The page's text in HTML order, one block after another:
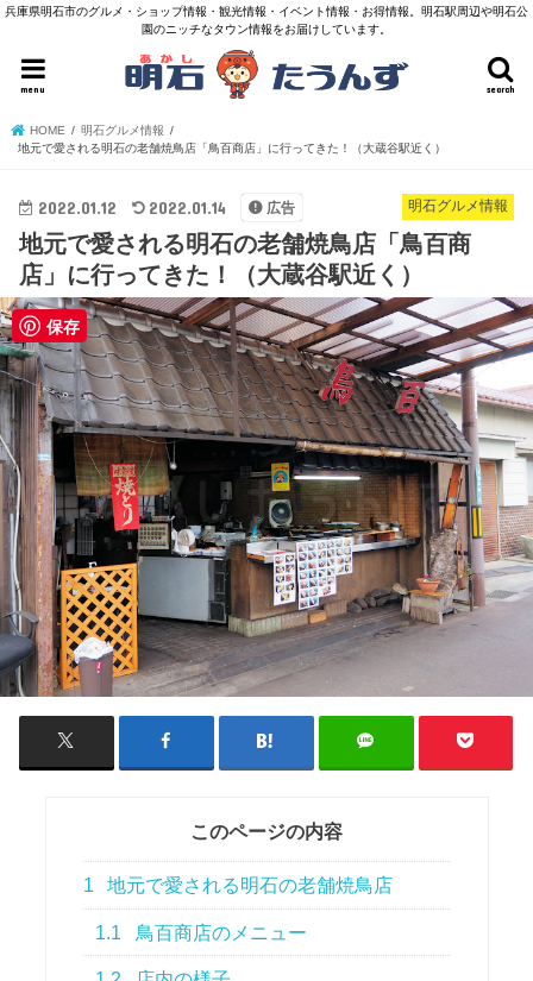
兵庫県明石市のグルメ・ショップ情報・観光情報・イベント情報・お得情報。明石駅周辺や明石公
園のニッチなタウン情報をお届けしています。
search
menu
HOME
明石グルメ情報
地元で愛される明石の老舗焼鳥店「鳥百商店」に行ってきた！（大蔵谷駅近く）
明石グルメ情報
2022.01.12 2022.01.14 広告
地元で愛される明石の老舗焼鳥店「鳥百商
店」に行ってきた！（大蔵谷駅近く）
このページの内容
1 地元で愛される明石の老舗焼鳥店
1.1 鳥百商店のメニュー
保存